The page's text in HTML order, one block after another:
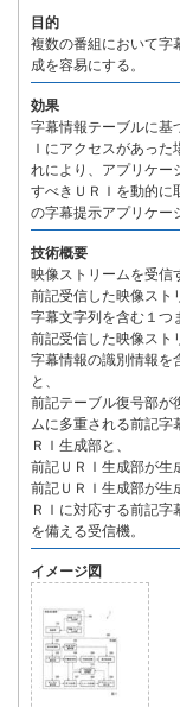
目的
複数の番組において字
成を容易にする。
効果
字幕情報テーブルに基
Ｉにアクセスがあっ
れにより、アプリケー
すべきＵＲＩを動的に
の字幕提示アプリケー
技術概要
映像ストリームを受信
前記受信した映像スト
字幕文字列を含む１つ
前記受信した映像スト
字幕情報の識別情報を
と、
前記テーブル復号部が
ムに多重される前記字
ＲＩ生成部と、
前記ＵＲＩ生成部が生
前記ＵＲＩ生成部が生
ＲＩに対応する前記字
を備える受信機。
イメージ図